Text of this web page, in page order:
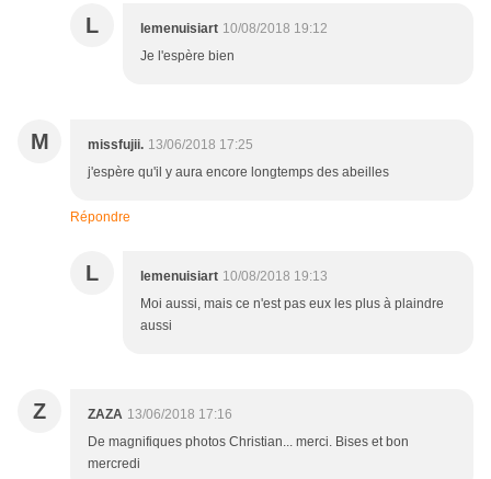
L lemenuisiart 10/08/2018 19:12
Je l'espère bien
M missfujii. 13/06/2018 17:25
j'espère qu'il y aura encore longtemps des abeilles
Répondre
L lemenuisiart 10/08/2018 19:13
Moi aussi, mais ce n'est pas eux les plus à plaindre
aussi
Z ZAZA 13/06/2018 17:16
De magnifiques photos Christian... merci. Bises et bon
mercredi